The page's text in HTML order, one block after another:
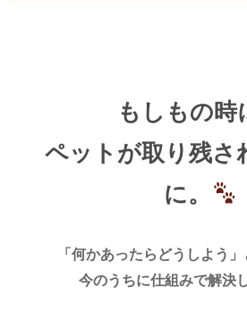
もしもの時
ペットが取り残さ
に。
「何かあったらどうしよう」
今のうちに仕組みで解決